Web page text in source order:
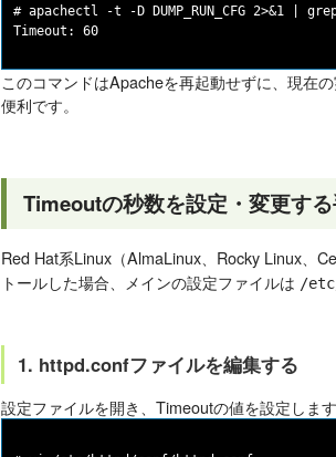
# apachectl -t -D DUMP_RUN_CFG 2>&1 |
このコマンドはApacheを再起動せずに、現在
便利です。
Timeoutの秒数を設定・変更す
Red Hat系Linux（AlmaLinux、Rocky Linux、
トールした場合、メインの設定ファイルは /
1. httpd.confファイルを編集する
設定ファイルを開き、Timeoutの値を設定します